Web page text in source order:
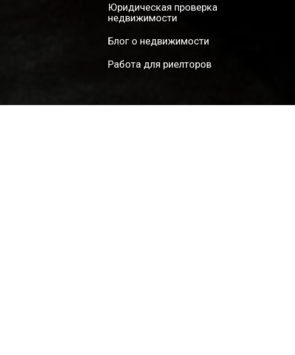
Юридическая проверка
недвижимости
Блог о недвижимости
Работа для риелторов